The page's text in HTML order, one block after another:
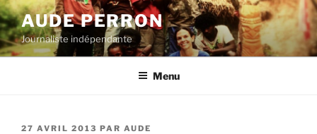
Aller
au
contenu
principal
AUDE PERRON
Journaliste indépendante
Menu
PUBLIÉ
27 AVRIL 2013 PAR AUDE